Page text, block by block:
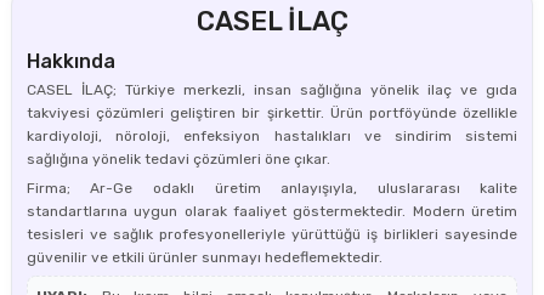
CASEL İLAÇ
Hakkında
CASEL İLAÇ; Türkiye merkezli, insan sağlığına yönelik ilaç ve gıda
takviyesi çözümleri geliştiren bir şirkettir. Ürün portföyünde özellikle
kardiyoloji, nöroloji, enfeksiyon hastalıkları ve sindirim sistemi
sağlığına yönelik tedavi çözümleri öne çıkar.
Firma; Ar-Ge odaklı üretim anlayışıyla, uluslararası kalite
standartlarına uygun olarak faaliyet göstermektedir. Modern üretim
tesisleri ve sağlık profesyonelleriyle yürüttüğü iş birlikleri sayesinde
güvenilir ve etkili ürünler sunmayı hedeflemektedir.